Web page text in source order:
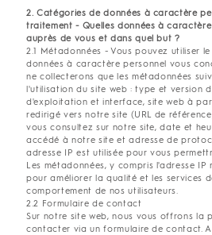
2. Catégories de données à caractère
traitement - Quelles données à
auprès de vous et dans quel but ?
2.1 Métadonnées - Vous pouvez utiliser
données à caractère personnel vous
ne collecterons que les métadonnées
l'utilisation du site web : type et version
d'exploitation et interface, site web à
redirigé vers notre site (URL de
vous consultez sur notre site, date et
accédé à notre site et adresse de
adresse IP est utilisée pour vous
Les métadonnées, y compris l'adresse
pour améliorer la qualité et les services
comportement de nos utilisateurs.
2.2 Formulaire de contact
Sur notre site web, nous vous offrons la
contacter via un formulaire de contact.